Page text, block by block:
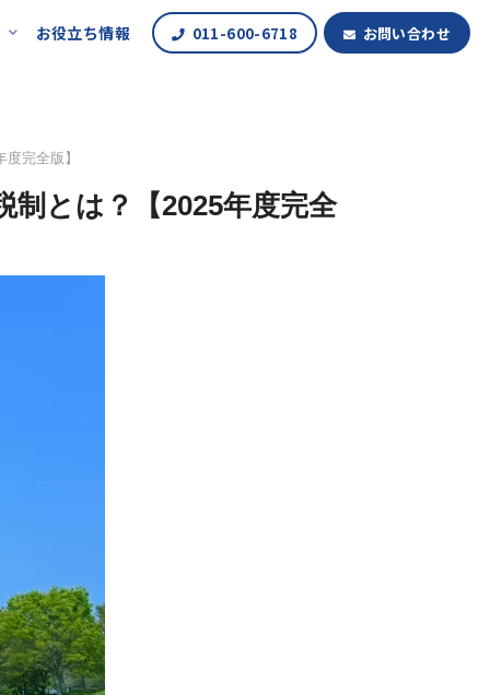
お役立ち情報 011-600-6718 お問い合わせ
完全版】
とは？【2025年度完全